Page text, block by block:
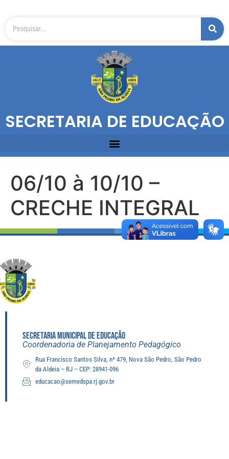
SECRETARIA DE EDUCAÇÃO
06/10 à 10/10 –
CRECHE INTEGRAL
SECRETARIA MUNICIPAL DE EDUCAÇÃO
Coordenadoria de Planejamento Pedagógico
Rua Francisco Santos Silva, nº 479, Nova São Pedro, São Pedro
da Aldeia – RJ – CEP: 28941-096
educacao@semedspa.rj.gov.br